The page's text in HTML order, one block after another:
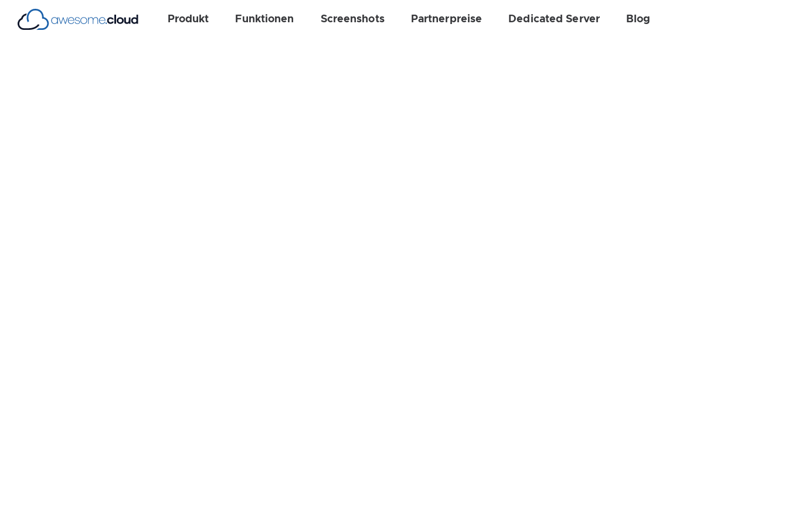
Produkt Funktionen Screenshots Partnerpreise Dedicated Server Blog